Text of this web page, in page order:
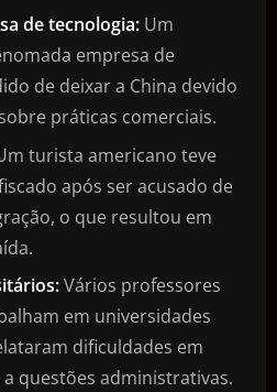
de tecnologia: Um
empresa de
de deixar a China devido
práticas comerciais.
turista americano teve
após ser acusado de
o que resultou em
Vários professores
em universidades
dificuldades em
questões administrativas.